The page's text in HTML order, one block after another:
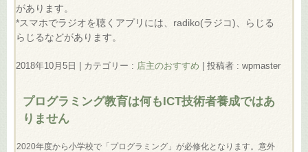
があります。
*スマホでラジオを聴くアプリには、radiko(ラジコ)、らじる
らじるなどがあります。
2018年10月5日 カテゴリー : 店主のおすすめ 投稿者 : wpmaster
プログラミング教育は何もICT技術者養成ではあ
りません
2020年度から小学校で「プログラミング」が必修化となります。意外